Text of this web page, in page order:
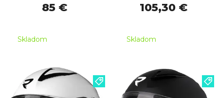
85 €
Skladom
105,30 €
Skladom